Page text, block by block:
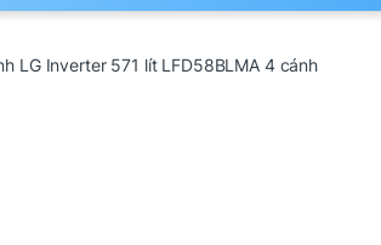
LG Inverter 571 lít LFD58BLMA 4 cánh